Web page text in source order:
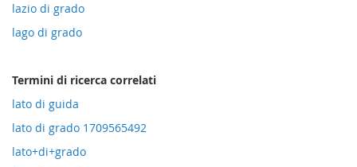
lazio di grado
lago di grado
Termini di ricerca correlati
lato di guida
lato di grado 1709565492
lato+di+grado